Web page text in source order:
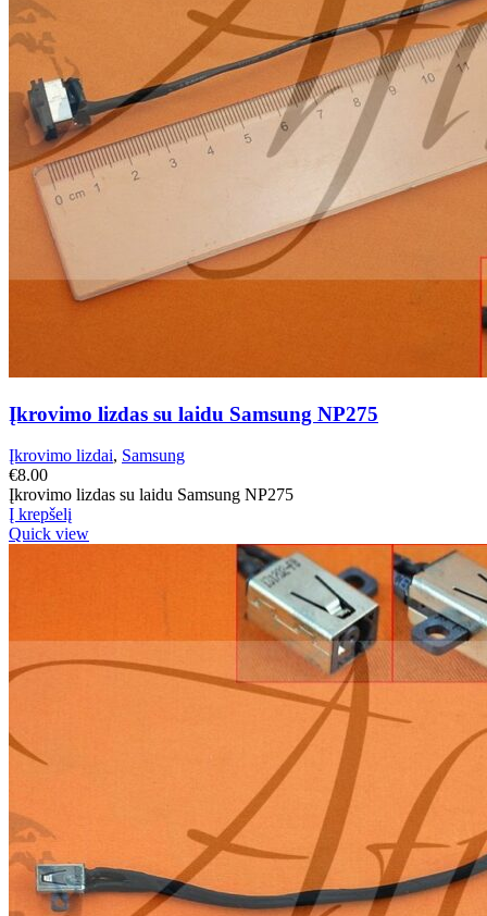
Įkrovimo lizdas su laidu Samsung NP275
Įkrovimo lizdai, Samsung
€8.00
Įkrovimo lizdas su laidu Samsung NP275
Į krepšelį
Quick view